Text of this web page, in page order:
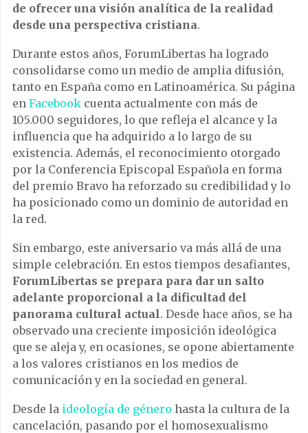
de ofrecer una visión analítica de la realidad
desde una perspectiva cristiana.
Durante estos años, ForumLibertas ha logrado
consolidarse como un medio de amplia difusión,
tanto en España como en Latinoamérica. Su página
en Facebook cuenta actualmente con más de
105.000 seguidores, lo que refleja el alcance y la
influencia que ha adquirido a lo largo de su
existencia. Además, el reconocimiento otorgado
por la Conferencia Episcopal Española en forma
del premio Bravo ha reforzado su credibilidad y lo
ha posicionado como un dominio de autoridad en
la red.
Sin embargo, este aniversario va más allá de una
simple celebración. En estos tiempos desafiantes,
ForumLibertas se prepara para dar un salto
adelante proporcional a la dificultad del
panorama cultural actual. Desde hace años, se ha
observado una creciente imposición ideológica
que se aleja y, en ocasiones, se opone abiertamente
a los valores cristianos en los medios de
comunicación y en la sociedad en general.
Desde la ideología de género hasta la cultura de la
cancelación, pasando por el homosexualismo